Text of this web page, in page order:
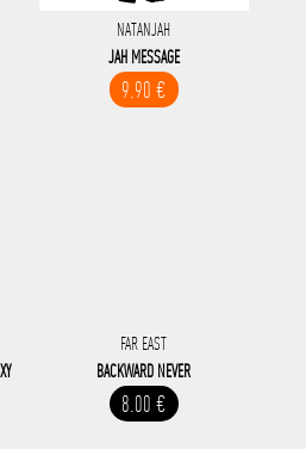
NATANJAH
JAH MESSAGE
9.90 €
FAR EAST
BACKWARD NEVER
8.00 €